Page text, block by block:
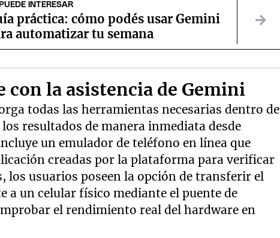
INTERESAR
práctica: cómo podés usar Gemini
automatizar tu semana
con la asistencia de Gemini
todas las herramientas necesarias dentro de
resultados de manera inmediata desde
un emulador de teléfono en línea que
creadas por la plataforma para verificar
los usuarios poseen la opción de transferir el
a un celular físico mediante el puente de
el rendimiento real del hardware en